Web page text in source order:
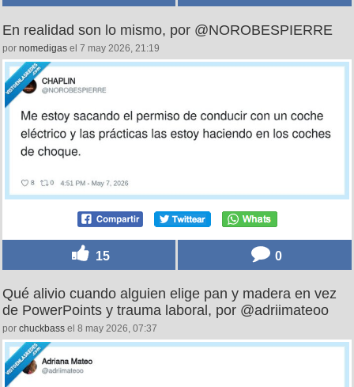
En realidad son lo mismo, por @NOROBESPIERRE
por nomedigas el 7 may 2026, 21:19
15 0
Qué alivio cuando alguien elige pan y madera en vez
de PowerPoints y trauma laboral, por @adriimateoo
por chuckbass el 8 may 2026, 07:37